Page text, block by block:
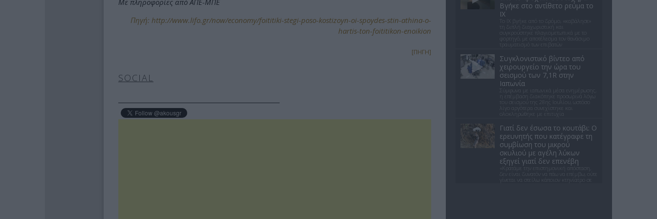
Πηγή: http://www.lifo.gr/now/economy/foititiki-stegi-poso-kostizoyn-oi-spoydes-stin-athina-o-
hartis-ton-foititikon-enoikion
[ΠΗΓΗ]
SOCIAL
Βγήκε στο αντίθετο ρεύμα το
ΙΧ
Το ΙΧ βγήκε από το δρόμο, «καβάλησε»
τη διπλή διαχωριστική και
συγκρούστηκε πλαγιομετωπικά με το
φορτηγό, με αποτέλεσμα τον θανάσιμο
τραυματισμό των επιβατών
Συγκλονιστικό βίντεο από
χειρουργείο την ώρα του
σεισμού των 7,1R στην
Ιαπωνία
Σύμφωνα με ιαπωνικά μέσα ενημέρωσης,
η επέμβαση διακόπηκε προσωρινά λόγω
του σεισμού της 28ης Ιουλίου, ωστόσο
λίγο αργότερα συνεχίστηκε και
ολοκληρώθηκε με επιτυχία
Γιατί δεν έσωσα το κουτάβι: Ο
ερευνητής που κατέγραφε τη
συμβίωση του μικρού
σκυλιού με αγέλη λύκων
εξηγεί γιατί δεν επενέβη
«Κρατάμε την επιστημονική απόσταση,
δεν είναι δυνατόν να πάω να επέμβω, ούτε
γίνεται να στείλω κάποιον κτηνίατρο σε